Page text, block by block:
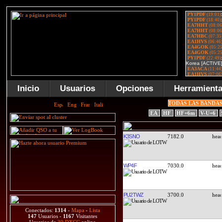
Inicio Usuarios Opciones
Conectados: 1314 - Mapa - Lista
147 Usuarios - 1167 Visitantes
TODAS LAS
EA
HF HF+6m V-U+6
K3SNO 7182.0
WP4F 7030.0
PU2TWZ 3700.0